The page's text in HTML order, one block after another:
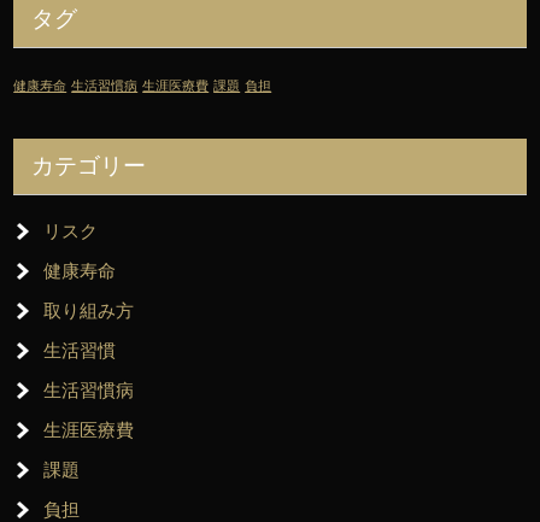
タグ
健康寿命 生活習慣病 生涯医療費 課題 負担
カテゴリー
リスク
健康寿命
取り組み方
生活習慣
生活習慣病
生涯医療費
課題
負担